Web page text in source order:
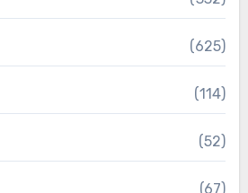
(625)
(114)
(52)
(67)